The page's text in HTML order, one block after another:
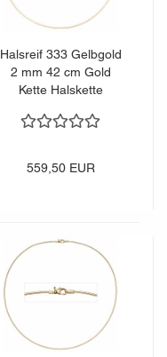
Halsreif 333 Gelbgold
2 mm 42 cm Gold
Kette Halskette
559,50 EUR